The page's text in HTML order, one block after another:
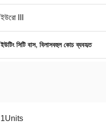
ইউরো III
ইউটিং সিটি বাস, বিলাসবহুল কোচ ব্যবহৃত
1Units